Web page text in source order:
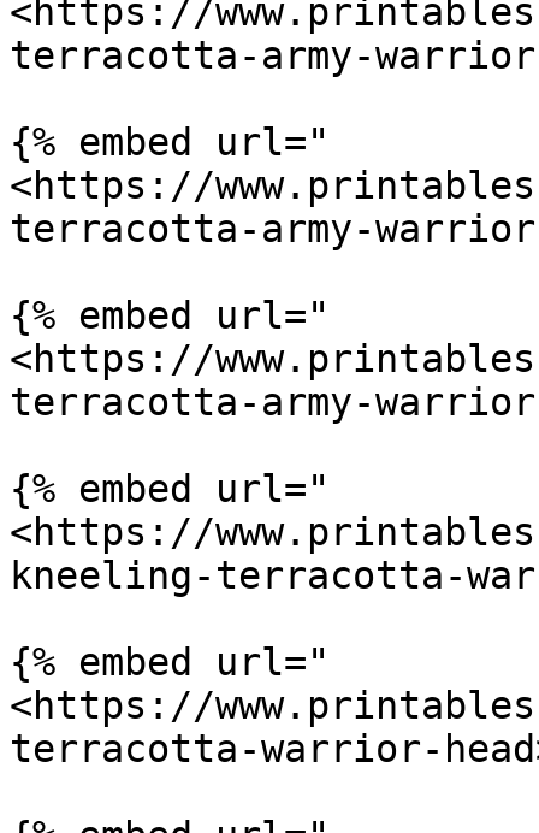
<https://
terracotta-army-
{% embed url="
<https://
terracotta-army-
{% embed url="
<https://
terracotta-army-
{% embed url="
<https://
kneeling-terracotta-
{% embed url="
<https://
terracotta-warrior-